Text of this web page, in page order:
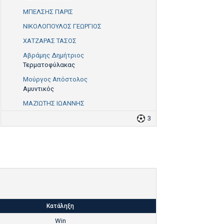
ΜΠΕΛΣΗΣ ΠΑΡΙΣ
ΝΙΚΟΛΟΠΟΥΛΟΣ ΓΕΩΡΓΙΟΣ
ΧΑΤΖΑΡΑΣ ΤΑΣΟΣ
Αβράμης Δημήτριος
Τερματοφύλακας
Μούργος Απόστολος
Αμυντικός
ΜΑΖΙΩΤΗΣ ΙΩΑΝΝΗΣ
3
Κατάληξη
Win